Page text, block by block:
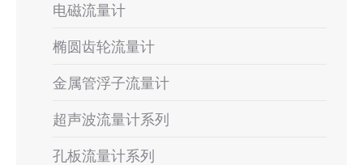
电磁流量计
椭圆齿轮流量计
金属管浮子流量计
超声波流量计系列
孔板流量计系列